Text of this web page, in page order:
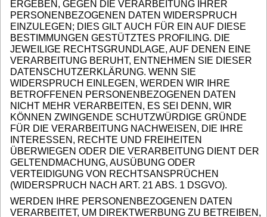
ERGEBEN, GEGEN DIE VERARBEITUNG IHRER
PERSONENBEZOGENEN DATEN WIDERSPRUCH
EINZULEGEN; DIES GILT AUCH FÜR EIN AUF DIESE
BESTIMMUNGEN GESTÜTZTES PROFILING. DIE
JEWEILIGE RECHTSGRUNDLAGE, AUF DENEN EINE
VERARBEITUNG BERUHT, ENTNEHMEN SIE DIESER
DATENSCHUTZERKLÄRUNG. WENN SIE
WIDERSPRUCH EINLEGEN, WERDEN WIR IHRE
BETROFFENEN PERSONENBEZOGENEN DATEN
NICHT MEHR VERARBEITEN, ES SEI DENN, WIR
KÖNNEN ZWINGENDE SCHUTZWÜRDIGE GRÜNDE
FÜR DIE VERARBEITUNG NACHWEISEN, DIE IHRE
INTERESSEN, RECHTE UND FREIHEITEN
ÜBERWIEGEN ODER DIE VERARBEITUNG DIENT DER
GELTENDMACHUNG, AUSÜBUNG ODER
VERTEIDIGUNG VON RECHTSANSPRÜCHEN
(WIDERSPRUCH NACH ART. 21 ABS. 1 DSGVO).
WERDEN IHRE PERSONENBEZOGENEN DATEN
VERARBEITET, UM DIREKTWERBUNG ZU BETREIBEN,